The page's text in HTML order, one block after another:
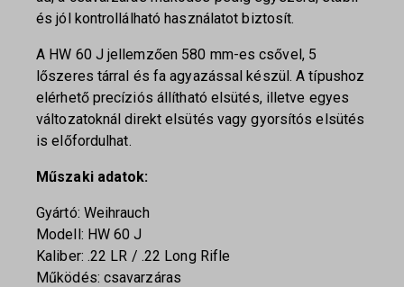
és jól kontrollálható használatot biztosít.
A HW 60 J jellemzően 580 mm-es csővel, 5
lőszeres tárral és fa agyazással készül. A típushoz
elérhető precíziós állítható elsütés, illetve egyes
változatoknál direkt elsütés vagy gyorsítós elsütés
is előfordulhat.
Műszaki adatok:
Gyártó: Weihrauch
Modell: HW 60 J
Kaliber: .22 LR / .22 Long Rifle
Működés: csavarzáras